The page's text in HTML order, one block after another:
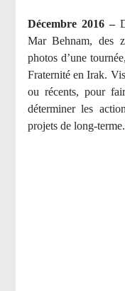
Décembre 2016 –
Mar Behnam, des
photos d’une
Fraternité en Irak.
ou récents, pour
déterminer les
projets de long-terme.